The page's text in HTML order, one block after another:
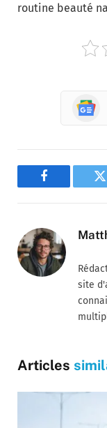
routine beauté
Facebook
site
Articles